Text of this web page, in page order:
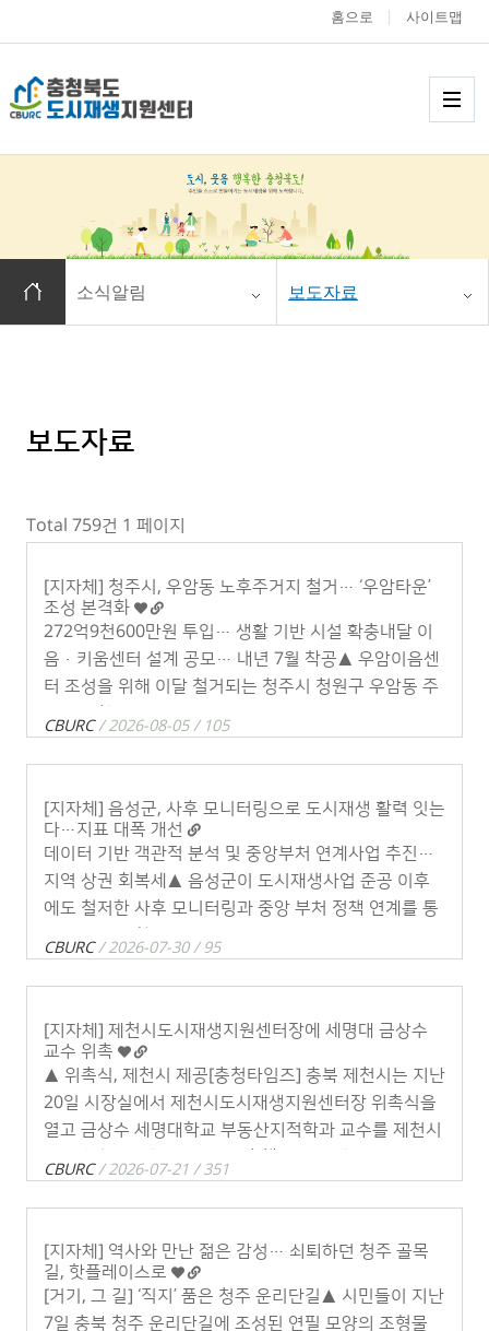
충청북도 도시재
홈으로 사이트맵
홈으로 이동
소식알림 보도자료
보도자료
Total 759건 1 페이지
[지자체] 청주시, 우암동 노후주거지 철거… ‘우암타운’
조성 본격화
​272억9천600만원 투입… 생활 기반 시설 확충내달 이
음·키움센터 설계 공모… 내년 7월 착공▲ 우암이음센
터 조성을 위해 이달 철거되는 청주시 청원구 우암동 주
한 무심천 동쪽 청주 우암동이 . . .
CBURC/ 2026-08-05 / 105
[지자체] 음성군, 사후 모니터링으로 도시재생 활력 잇는
다…지표 대폭 개선
데이터 기반 객관적 분석 및 중앙부처 연계사업 추진…
지역 상권 회복세▲ 음성군이 도시재생사업 준공 이후
에도 철저한 사후 모니터링과 중앙 부처 정책 연계를 통
말 도시재생사업 / 음성군 제공)충북 음 . . .
CBURC/ 2026-07-30 / 95
[지자체] 제천시도시재생지원센터장에 세명대 금상수
교수 위촉
▲ 위촉식, 제천시 제공[충청타임즈] 충북 제천시는 지난
20일 시장실에서 제천시도시재생지원센터장 위촉식을
열고 금상수 세명대학교 부동산지적학과 교수를 제천시
9기 시정 방향에 맞춰 행복도시 제천 실현을 . . .
CBURC/ 2026-07-21 / 351
[지자체] 역사와 만난 젊은 감성… 쇠퇴하던 청주 골목
길, 핫플레이스로
[거기, 그 길] ‘직지’ 품은 청주 운리단길▲ 시민들이 지난
7일 충북 청주 운리단길에 조성된 연필 모양의 조형물